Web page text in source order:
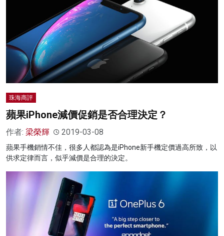
珠海商評
蘋果iPhone減價促銷是否合理決定？
作者: 梁榮輝 2019-03-08
蘋果手機銷情不佳，很多人都認為是iPhone新手機定價過高所致，以
供求定律而言，似乎減價是合理的決定。